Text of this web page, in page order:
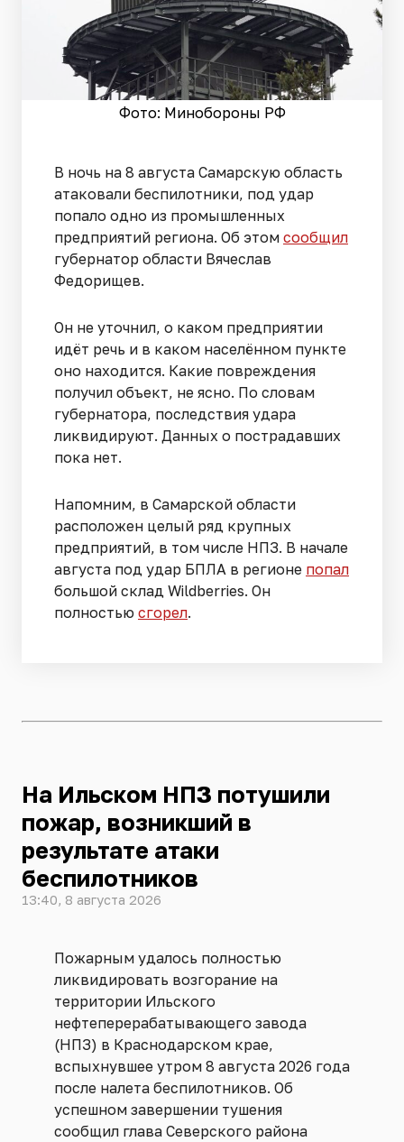
Фото: Минобороны РФ
В ночь на 8 августа Самарскую область
атаковали беспилотники, под удар
попало одно из промышленных
предприятий региона. Об этом сообщил
губернатор области Вячеслав
Федорищев.
Он не уточнил, о каком предприятии
идёт речь и в каком населённом пункте
оно находится. Какие повреждения
получил объект, не ясно. По словам
губернатора, последствия удара
ликвидируют. Данных о пострадавших
пока нет.
Напомним, в Самарской области
расположен целый ряд крупных
предприятий, в том числе НПЗ. В начале
августа под удар БПЛА в регионе попал
большой склад Wildberries. Он
полностью сгорел.
На Ильском НПЗ потушили
пожар, возникший в
результате атаки
беспилотников
13:40, 8 августа 2026
Пожарным удалось полностью
ликвидировать возгорание на
территории Ильского
нефтеперерабатывающего завода
(НПЗ) в Краснодарском крае,
вспыхнувшее утром 8 августа 2026 года
после налета беспилотников. Об
успешном завершении тушения
сообщил глава Северского района